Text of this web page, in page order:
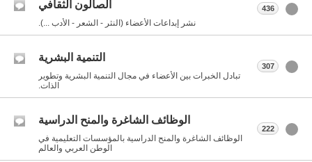
الصالون الثقافي
نشر إبداعات الأعضاء (النثر - الشعر - الأدب ...).
436
التنمية البشرية
تبادل الخبرات بين الأعضاء في مجال التنمية البشرية وتطوير
الذات.
307
الوظائف الشاغرة والمنح الدراسية
الوظائف الشاغرة والمنح الدراسية بالمؤسسات التعليمية في
الوطن العربي والعالم
222